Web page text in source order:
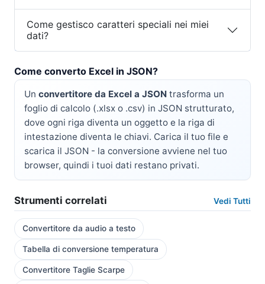
Come gestisco caratteri speciali nei miei
dati?
Come converto Excel in JSON?
Un convertitore da Excel a JSON trasforma un
foglio di calcolo (.xlsx o .csv) in JSON strutturato,
dove ogni riga diventa un oggetto e la riga di
intestazione diventa le chiavi. Carica il tuo file e
scarica il JSON - la conversione avviene nel tuo
browser, quindi i tuoi dati restano privati.
Strumenti correlati Vedi Tutti
Convertitore da audio a testo
Tabella di conversione temperatura
Convertitore Taglie Scarpe